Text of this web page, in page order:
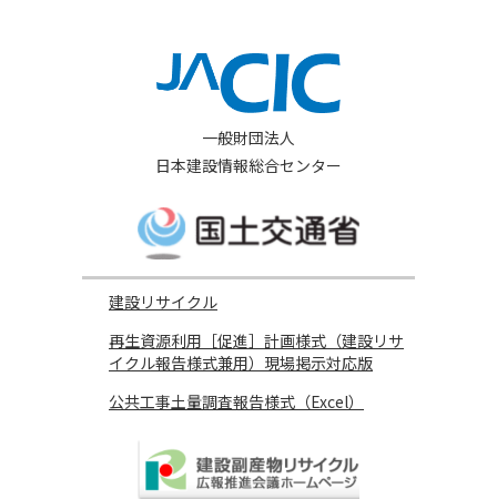
一般財団法人
日本建設情報総合センター
建設リサイクル
再生資源利用［促進］計画様式（建設リサ
イクル報告様式兼用）現場掲示対応版
公共工事土量調査報告様式（Excel）